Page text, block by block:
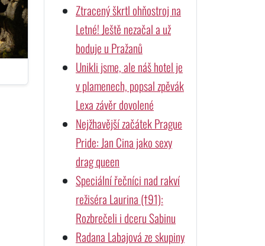
Ztracený škrtl ohňostroj na
Letné! Ještě nezačal a už
boduje u Pražanů
Unikli jsme, ale náš hotel je
v plamenech, popsal zpěvák
Lexa závěr dovolené
Nejžhavější začátek Prague
Pride: Jan Cina jako sexy
drag queen
Speciální řečníci nad rakví
režiséra Laurina (†91):
Rozbrečeli i dceru Sabinu
Radana Labajová ze skupiny